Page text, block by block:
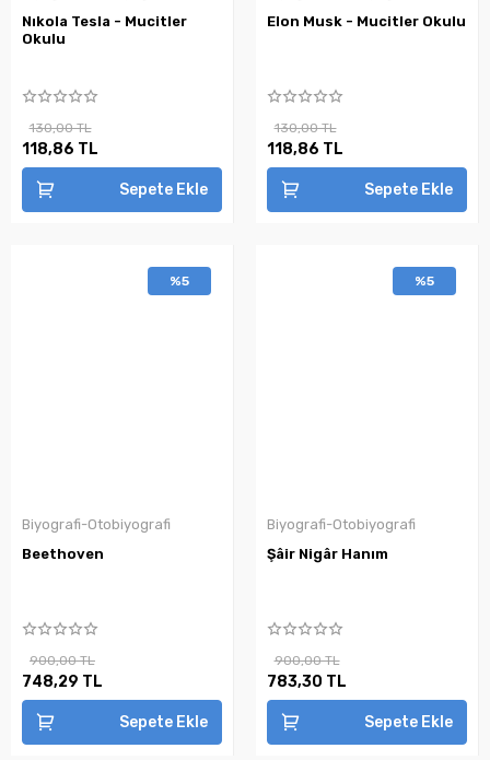
Nıkola Tesla - Mucitler
Okulu
130,00 TL
118,86 TL
Sepete Ekle
Elon Musk - Mucitler Okulu
130,00 TL
118,86 TL
Sepete Ekle
%5
Biyografi-Otobiyografi
Beethoven
900,00 TL
748,29 TL
Sepete Ekle
%5
Biyografi-Otobiyografi
Şâir Nigâr Hanım
900,00 TL
783,30 TL
Sepete Ekle